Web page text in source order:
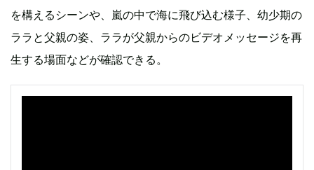
を構えるシーンや、嵐の中で海に飛び込む様子、幼少期の
ララと父親の姿、ララが父親からのビデオメッセージを再
生する場面などが確認できる。